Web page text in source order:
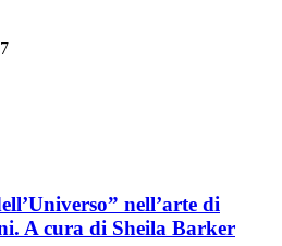
nell’arte di
A cura di Sheila Barker